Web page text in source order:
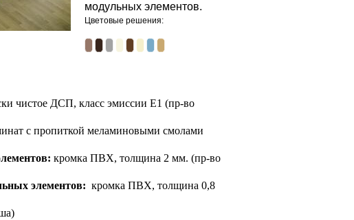
модульных элементов.
Цветовые решения:
чистое ДСП, класс эмиссии Е1 (пр-во
с пропиткой меламиновыми смолами
кромка ПВХ, толщина 2 мм. (пр-во
элементов: кромка ПВХ, толщина 0,8